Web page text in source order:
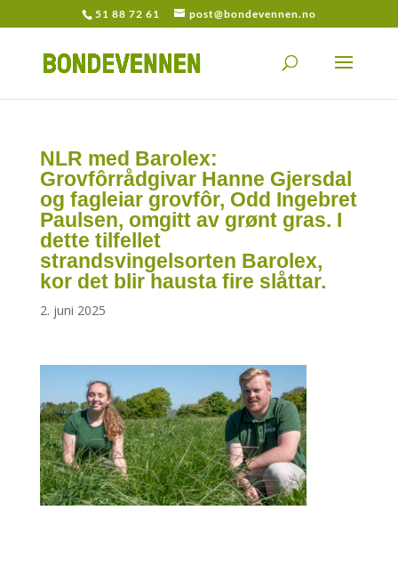
51 88 72 61 post@bondevennen.no
NLR med Barolex:
Grovfôrrådgivar Hanne Gjersdal
og fagleiar grovfôr, Odd Ingebret
Paulsen, omgitt av grønt gras. I
dette tilfellet
strandsvingelsorten Barolex,
kor det blir hausta fire slåttar.
2. juni 2025